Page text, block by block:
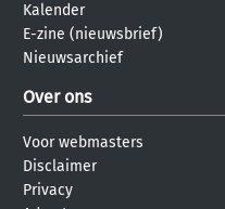
Kalender
E-zine (nieuwsbrief)
Nieuwsarchief
Over ons
Voor webmasters
Disclaimer
Privacy